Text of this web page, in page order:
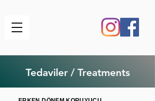
Tedaviler / Treatments